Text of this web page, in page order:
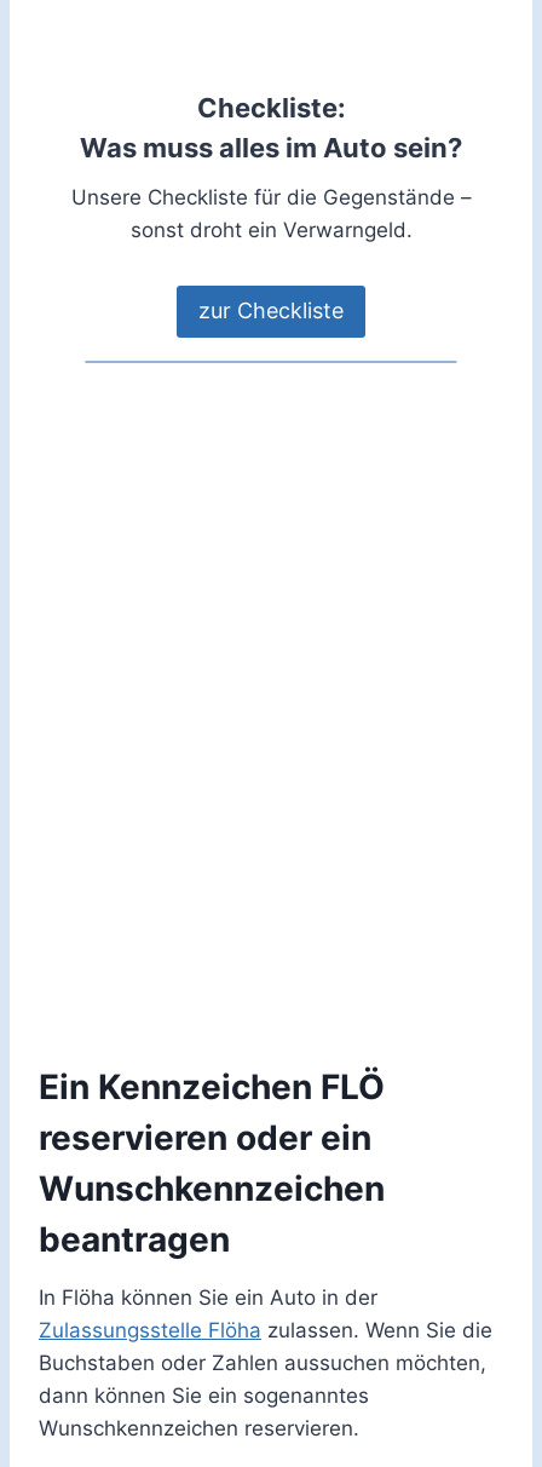
Checkliste:
Was muss alles im Auto sein?
Unsere Checkliste für die Gegenstände –
sonst droht ein Verwarngeld.
zur Checkliste
Ein Kennzeichen FLÖ
reservieren oder ein
Wunschkennzeichen
beantragen
In Flöha können Sie ein Auto in der
Zulassungsstelle Flöha zulassen. Wenn Sie die
Buchstaben oder Zahlen aussuchen möchten,
dann können Sie ein sogenanntes
Wunschkennzeichen reservieren.